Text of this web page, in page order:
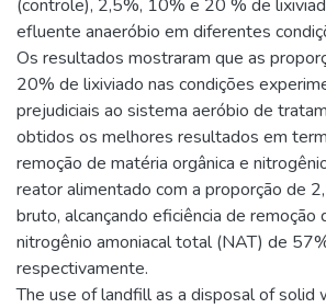
(controle), 2,5%, 10% e 20 % de
efluente anaeróbio em diferentes
Os resultados mostraram que as
20% de lixiviado nas condições
prejudiciais ao sistema aeróbio de
obtidos os melhores resultados em
remoção de matéria orgânica e
reator alimentado com a proporção de
bruto, alcançando eficiência de remoção
nitrogênio amoniacal total (NAT) de
respectivamente.
The use of landfill as a disposal of solid